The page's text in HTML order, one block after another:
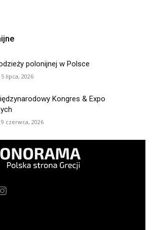
polonijnej w Polsce
lipca, 2026
Kongres & Expo
czerwca, 2026